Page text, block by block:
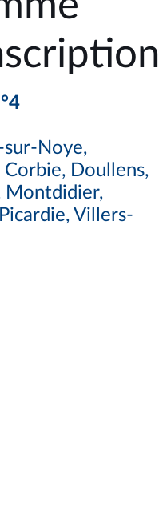
sur-Noye,
Doullens,
Montdidier,
Villers-